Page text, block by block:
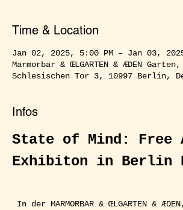
Time & Location
Jan 02, 2025, 5:00 PM – Jan 03,
Marmorbar & ŒLGARTEN & ÆDEN
Schlesischen Tor 3, 10997 Berlin,
Infos
State of Mind: Free
Exhibiton in Berlin